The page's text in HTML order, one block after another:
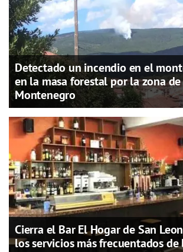
Detectado un incendio en el
en la masa forestal por la zona
Montenegro
Cierra el Bar El Hogar de San
los servicios más frecuentados